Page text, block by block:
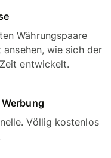
Währungspaare
wie sich der
entwickelt.
Völlig kostenlos